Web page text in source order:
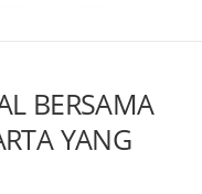
BERSAMA
YANG